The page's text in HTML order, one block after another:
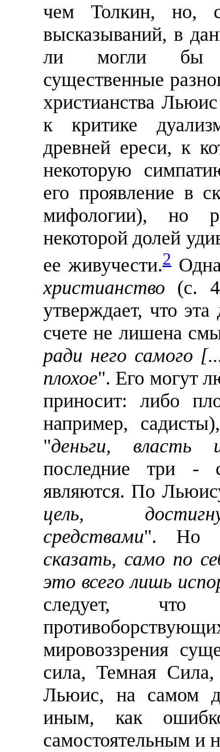
чем Толкин, но,
высказываний, в
ли могли бы
существенные
христианства
к критике
древней ереси, к
некоторую
его проявление в
мифологии), но
некоторой долей
ее живучести.2
христианство (с.
утверждает, что
счете не лишена
ради него самого
плохое". Его могут
приносит: либо
например,
"деньги, власть
последние три -
являются. По
цель,
средствами". Но
сказать, само по
это всего лишь
следует, что
мировоззрения
сила, Темная
Льюис, на самом
иным, как
самостоятельным и